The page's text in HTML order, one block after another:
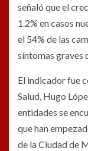
señaló que el
1.2% en casos
el 54% de las
síntomas graves
El indicador fue
Salud, Hugo
entidades se
que han
de la Ciudad de